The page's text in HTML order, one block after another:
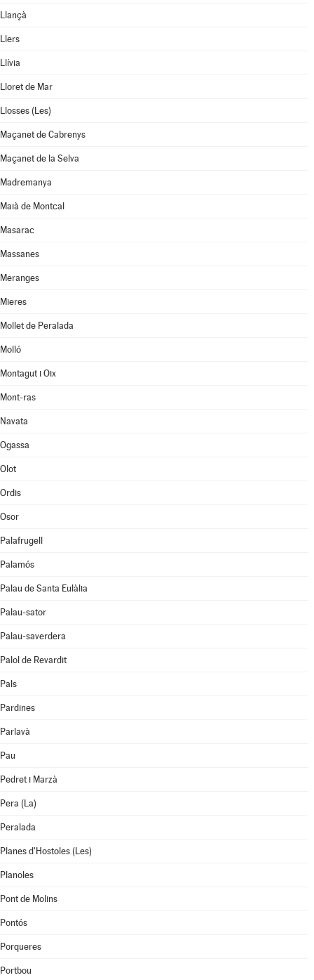
Llançà
Llers
Llívia
Lloret de Mar
Llosses (Les)
Maçanet de Cabrenys
Maçanet de la Selva
Madremanya
Maià de Montcal
Masarac
Massanes
Meranges
Mieres
Mollet de Peralada
Molló
Montagut i Oix
Mont-ras
Navata
Ogassa
Olot
Ordis
Osor
Palafrugell
Palamós
Palau de Santa Eulàlia
Palau-sator
Palau-saverdera
Palol de Revardit
Pals
Pardines
Parlavà
Pau
Pedret i Marzà
Pera (La)
Peralada
Planes d'Hostoles (Les)
Planoles
Pont de Molins
Pontós
Porqueres
Portbou